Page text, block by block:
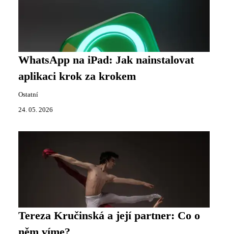
WhatsApp na iPad: Jak nainstalovat
aplikaci krok za krokem
Ostatní
24. 05. 2026
Tereza Kručinská a její partner: Co o